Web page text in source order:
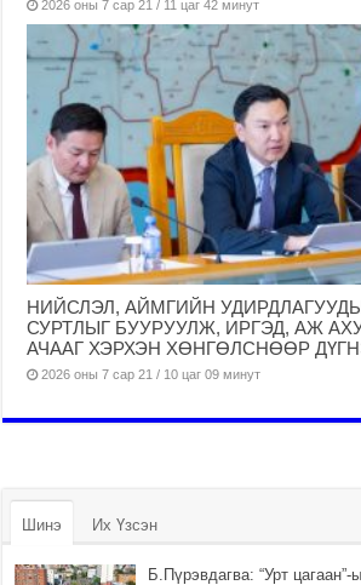
2026 оны 7 сар 21 / 11 цаг 42 минут
НИЙСЛЭЛ, АЙМГИЙН
СУРТЛЫГ БУУРУУЛЖ, ИРГЭД, АЖ
АЧААГ ХЭРХЭН ХӨНГӨЛСНӨӨР
2026 оны 7 сар 21 / 10 цаг 09 минут
Шинэ Их Үзсэн
Б.Пүрэвдагва: “Урт цагаан”-